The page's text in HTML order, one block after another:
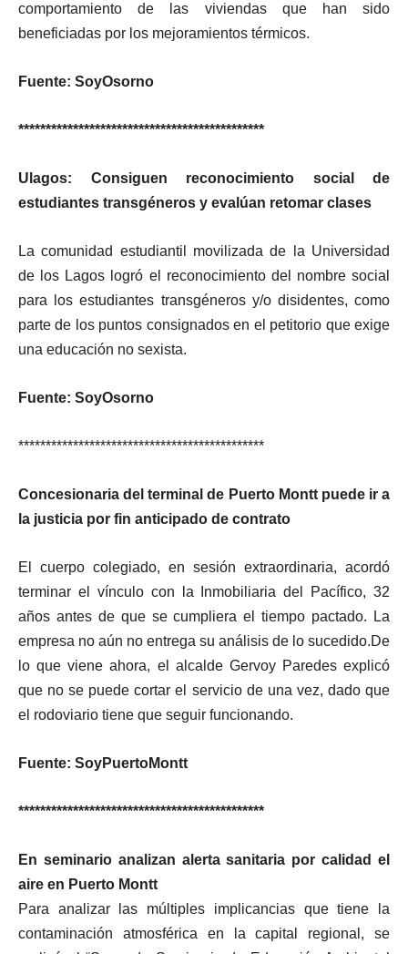
comportamiento de las viviendas que han sido
beneficiadas por los mejoramientos térmicos.
Fuente: SoyOsorno
*********************************************
Ulagos: Consiguen reconocimiento social de
estudiantes transgéneros y evalúan retomar clases
La comunidad estudiantil movilizada de la Universidad
de los Lagos logró el reconocimiento del nombre social
para los estudiantes transgéneros y/o disidentes, como
parte de los puntos consignados en el petitorio que exige
una educación no sexista.
Fuente: SoyOsorno
*********************************************
Concesionaria del terminal de Puerto Montt puede ir a
la justicia por fin anticipado de contrato
El cuerpo colegiado, en sesión extraordinaria, acordó
terminar el vínculo con la Inmobiliaria del Pacífico, 32
años antes de que se cumpliera el tiempo pactado. La
empresa no aún no entrega su análisis de lo sucedido.De
lo que viene ahora, el alcalde Gervoy Paredes explicó
que no se puede cortar el servicio de una vez, dado que
el rodoviario tiene que seguir funcionando.
Fuente: SoyPuertoMontt
*********************************************
En seminario analizan alerta sanitaria por calidad el
aire en Puerto Montt
Para analizar las múltiples implicancias que tiene la
contaminación atmosférica en la capital regional, se